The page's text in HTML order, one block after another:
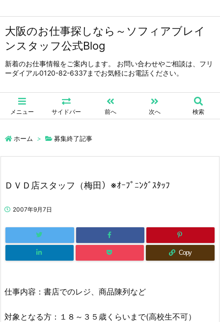
大阪のお仕事探しなら～ソフィアブレイ
ンスタッフ公式Blog
新着のお仕事情報をご案内します。 お問い合わせやご相談は、フリ
ーダイアル0120-82-6337までお気軽にお電話ください。
メニュー サイドバー 前へ 次へ 検索
ホーム > 募集終了記事
ＤＶＤ店スタッフ（梅田）※ｵｰﾌﾟﾆﾝｸﾞｽﾀｯﾌ
2007年9月7日
Copy
仕事内容：書店でのレジ、商品陳列など
対象となる方：１８～３５歳くらいまで(高校生不可）